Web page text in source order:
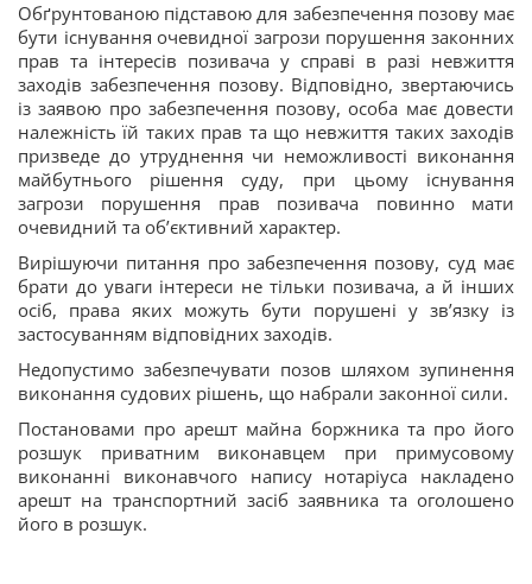
Обґрунтованою підставою для забезпечення позову має
бути існування очевидної загрози порушення законних
прав та інтересів позивача у справі в разі невжиття
заходів забезпечення позову. Відповідно, звертаючись
із заявою про забезпечення позову, особа має довести
належність їй таких прав та що невжиття таких заходів
призведе до утруднення чи неможливості виконання
майбутнього рішення суду, при цьому існування
загрози порушення прав позивача повинно мати
очевидний та об’єктивний характер.
Вирішуючи питання про забезпечення позову, суд має
брати до уваги інтереси не тільки позивача, а й інших
осіб, права яких можуть бути порушені у зв’язку із
застосуванням відповідних заходів.
Недопустимо забезпечувати позов шляхом зупинення
виконання судових рішень, що набрали законної сили.
Постановами про арешт майна боржника та про його
розшук приватним виконавцем при примусовому
виконанні виконавчого напису нотаріуса накладено
арешт на транспортний засіб заявника та оголошено
його в розшук.